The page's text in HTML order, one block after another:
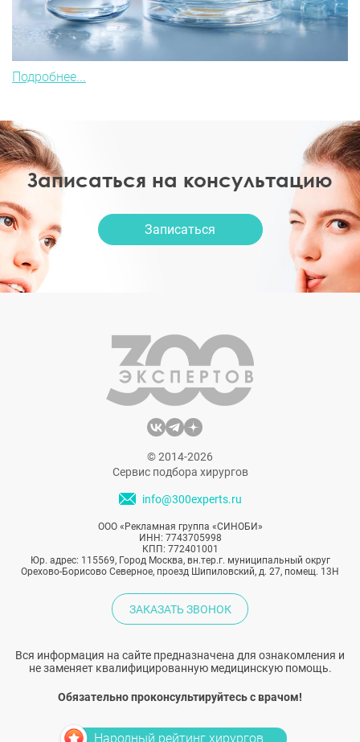
Подробнее...
Записаться на консультацию
Записаться
© 2014-2026
Сервис подбора хирургов
info@300experts.ru
ООО «Рекламная группа «СИНОБИ»
ИНН: 7743705998
КПП: 772401001
Юр. адрес: 115569, Город Москва, вн.тер.г. муниципальный округ
Орехово-Борисово Северное, проезд Шипиловский, д. 27, помещ. 13Н
ЗАКАЗАТЬ ЗВОНОК
Вся информация на сайте предназначена для ознакомления и
не заменяет квалифицированную медицинскую помощь.
Обязательно проконсультируйтесь с врачом!
Народный рейтинг хирургов